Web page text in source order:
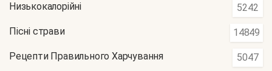
Низькокалорійні 5242
Пісні страви 14849
Рецепти Правильного Харчування 5047